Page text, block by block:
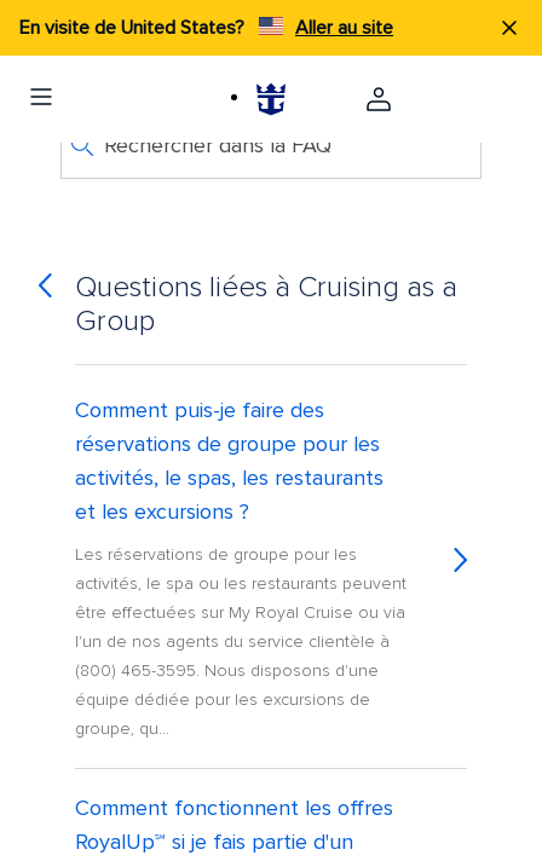
En visite de United States? Aller au site
Rechercher dans la FAQ
Questions liées à Cruising as a
Group
Comment puis-je faire des
réservations de groupe pour les
activités, le spas, les restaurants
et les excursions ?
Les réservations de groupe pour les
activités, le spa ou les restaurants peuvent
être effectuées sur My Royal Cruise ou via
l'un de nos agents du service clientèle à
(800) 465-3595. Nous disposons d'une
équipe dédiée pour les excursions de
groupe, qu...
Comment fonctionnent les offres
RoyalUp℠ si je fais partie d'un